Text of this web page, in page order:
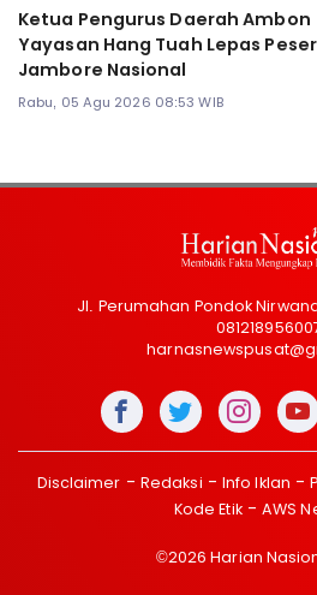
Ketua Pengurus Daerah Ambon
Yayasan Hang Tuah Lepas
Jambore Nasional
Rabu, 05 Agu 2026 08:53 WIB
Jl. Perumahan Pondok
Disclaimer Redaksi Info Iklan
Kode Etik
AWS
©2026 Harian